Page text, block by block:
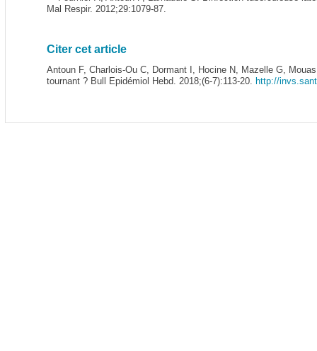
Mal Respir. 2012;29:1079-87.
Citer cet article
Antoun F, Charlois-Ou C, Dormant I, Hocine N, Mazelle G,
tournant ? Bull Epidémiol Hebd. 2018;(6-7):113-20.
http://